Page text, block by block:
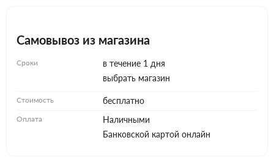
Самовывоз из магазина
Сроки
в течение 1 дня
выбрать магазин
Стоимость бесплатно
Оплата
Наличными
Банковской картой онлайн